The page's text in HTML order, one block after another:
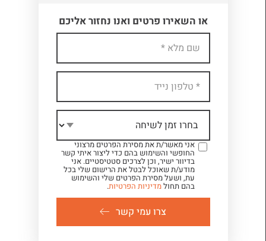
או השאירו פרטים ואנו נחזור אליכם
אני מאשר/ת את מסירת הפרטים מרצוני
החופשי והשימוש בהם כדי ליצור איתי קשר
בדיוור ישיר, וכן לצרכים סטטיסטיים. אני
מודע/ת שאוכל לבטל את הרישום שלי בכל
עת, ושעל מסירת הפרטים שלי והשימוש
בהם תחולמדיניות הפרטיות.
צרו עמי קשר